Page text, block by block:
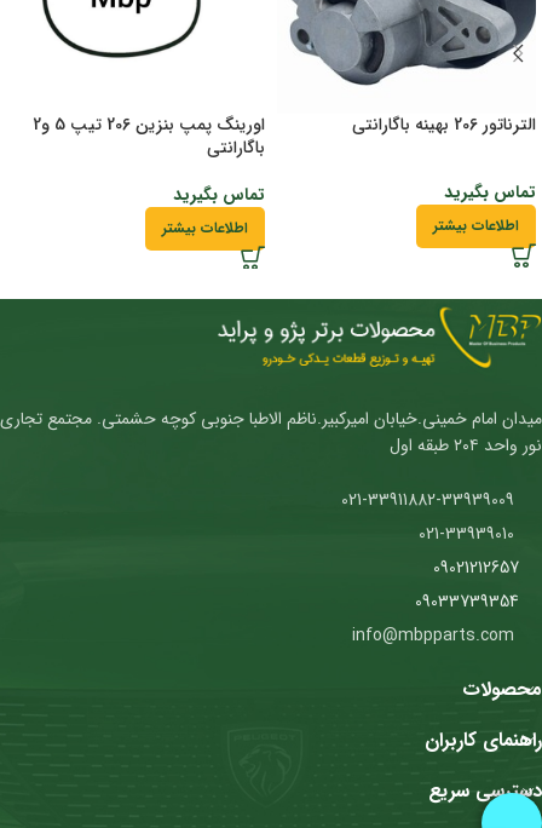
الترناتور 206 بهینه باگارانتی
تماس بگیرید
اطلاعات بیشتر
اورینگ پمپ بنزین 206 تیپ 5 و2
باگارانتی
تماس بگیرید
اطلاعات بیشتر
میدان امام خمینی.خیابان امیرکبیر.ناظم الاطبا جنوبی کوچه حشمتی. مجتمع تجاری
نور واحد ۲۰۴ طبقه اول
09021212657
09033739354
محصولات
راهنمای کاربران
دسترسی سریع